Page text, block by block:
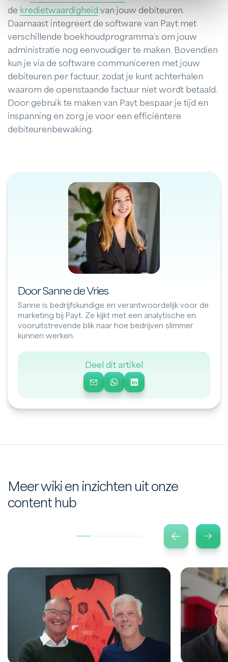
de kredietwaardigheid van jouw debiteuren.
Daarnaast integreert de software van Payt met
verschillende boekhoudprogramma’s om jouw
administratie nog eenvoudiger te maken. Bovendien
kun je via de software communiceren met jouw
debiteuren per factuur, zodat je kunt achterhalen
waarom de openstaande factuur niet wordt betaald.
Door gebruik te maken van Payt bespaar je tijd en
inspanning en zorg je voor een efficiëntere
debiteurenbewaking.
Door Sanne de Vries
Sanne is bedrijfskundige en verantwoordelijk voor de
marketing bij Payt. Ze kijkt met een analytische en
vooruitstrevende blik naar hoe bedrijven slimmer
kunnen werken.
Deel dit artikel
Meer wiki en inzichten uit onze
content hub